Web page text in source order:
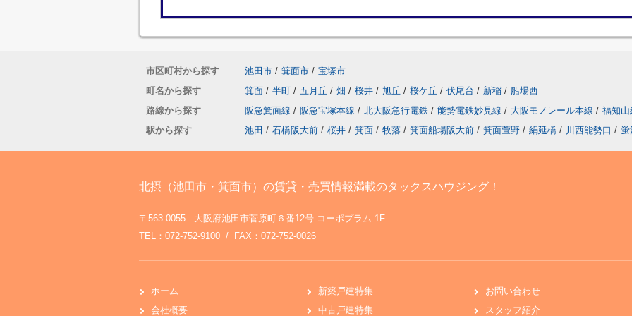
市区町村から探す 池田市 / 箕面市 / 宝塚市
町名から探す
箕面 / 半町 / 五月丘 / 畑 / 桜井 / 旭丘 / 桜ケ丘 / 伏尾台 / 新稲 / 船場西
路線から探す
阪急箕面線 / 阪急宝塚本線 / 北大阪急行電鉄 / 能勢電鉄妙見線 / 大阪モノレール本線 / 福知山
駅から探す
池田 / 石橋阪大前 / 桜井 / 箕面 / 牧落 / 箕面船場阪大前 / 箕面萱野 / 絹延橋 / 川西能勢口 / 蛍
北摂（池田市・箕面市）の賃貸・売買情報満載のタックスハウジング！
〒563-0055 大阪府池田市菅原町６番12号 コーポプラム 1F
TEL：072-752-9100 / FAX：072-752-0026
ホーム
会社概要
新築戸建特集
中古戸建特集
お問い合わせ
スタッフ紹介